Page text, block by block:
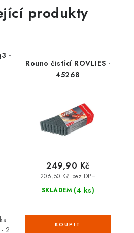
produkty
-
2
Rouno čistící ROVLIES -
45268
SKLADEM (4 ks)
206,50 Kč bez DPH
249,90 Kč